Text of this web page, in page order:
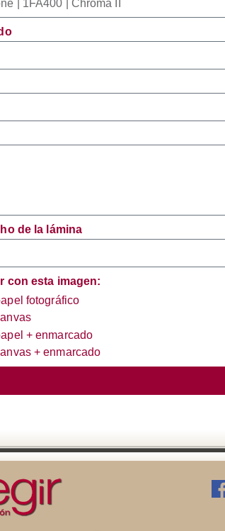
de la lámina
con esta imagen:
fotográfico
+ enmarcado
+ enmarcado